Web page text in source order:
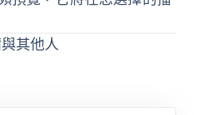
其他人